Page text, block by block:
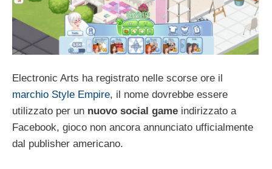
Electronic Arts ha registrato nelle scorse ore il
marchio Style Empire, il nome dovrebbe essere
utilizzato per un nuovo social game indirizzato a
Facebook, gioco non ancora annunciato ufficialmente
dal publisher americano.